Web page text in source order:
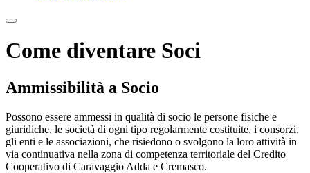
Come diventare Soci
Ammissibilità a Socio
Possono essere ammessi in qualità di socio le persone fisiche e
giuridiche, le società di ogni tipo regolarmente costituite, i consorzi,
gli enti e le associazioni, che risiedono o svolgono la loro attività in
via continuativa nella zona di competenza territoriale del Credito
Cooperativo di Caravaggio Adda e Cremasco.